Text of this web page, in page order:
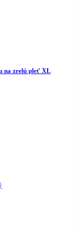
na zrelú pleť XL